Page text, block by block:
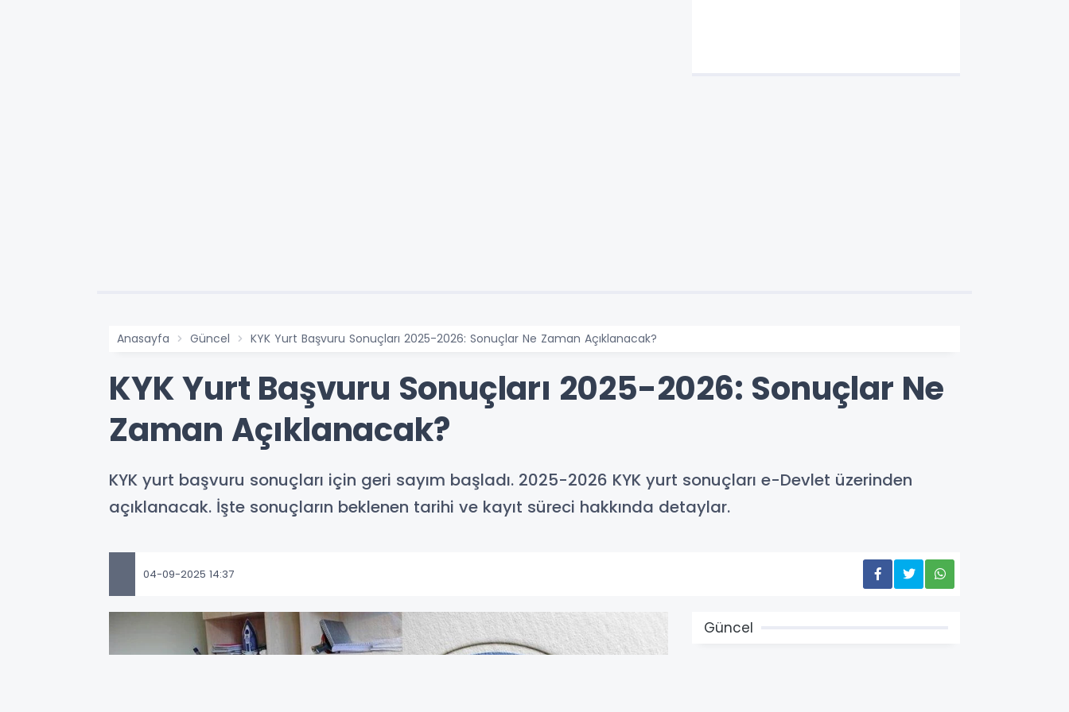
Anasayfa Güncel KYK Yurt Başvuru Sonuçları 2025-2026: Sonuçlar Ne Zaman Açıklanacak?
KYK Yurt Başvuru Sonuçları 2025-2026: Sonuçlar Ne
Zaman Açıklanacak?
KYK yurt başvuru sonuçları için geri sayım başladı. 2025-2026 KYK yurt sonuçları e-Devlet üzerinden
açıklanacak. İşte sonuçların beklenen tarihi ve kayıt süreci hakkında detaylar.
04-09-2025 14:37
Güncel